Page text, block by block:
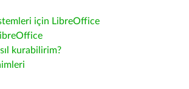
için LibreOffice
kurabilirim?